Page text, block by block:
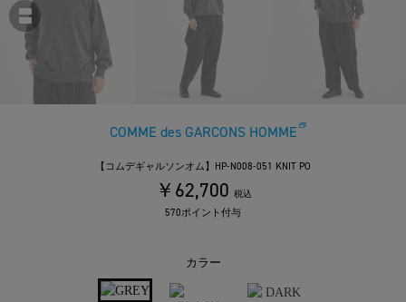
COMME des GARCONS HOMME
【コムデギャルソンオム】HP-N008-051 KNIT PO
￥62,700 税込
570ポイント付与
カラー